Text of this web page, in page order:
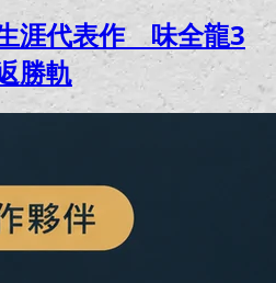
涯代表作 味全龍3
勝軌